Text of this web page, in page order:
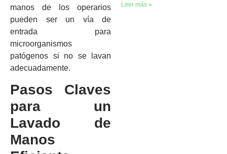
manos de los operarios
pueden ser un vía de
entrada para
microorganismos
patógenos si no se lavan
adecuadamente.
Pasos Claves
para un
Lavado de
Manos
Leer más »